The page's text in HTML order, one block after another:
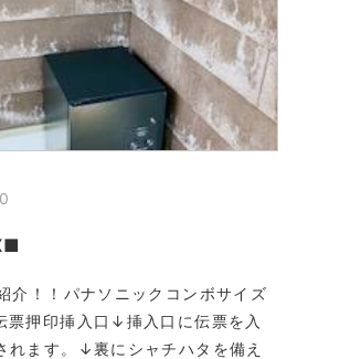
介！！パナソニックコンボサイズ
押印挿入口↓挿入口に伝票を入
れます。↓裏にシャチハタを備え